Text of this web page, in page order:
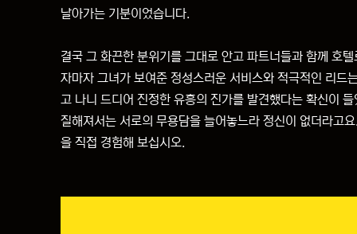
날아가는 기분이었습니다.
결국 그 화끈한 분위기를 그대로 안고 파트너들과 함께 호
자마자 그녀가 보여준 정성스러운 서비스와 적극적인 리드
고 나니 드디어 진정한 유흥의 진가를 발견했다는 확신이
질해져서는 서로의 무용담을 늘어놓느라 정신이 없더라고
을 직접 경험해 보십시오.